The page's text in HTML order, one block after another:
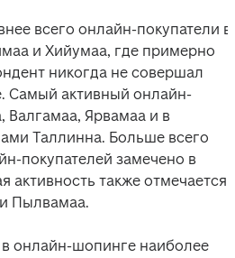
всего онлайн-покупатели в
и Хийумаа, где примерно
никогда не совершал
Самый активный онлайн-
Ярвамаа и в
Таллинна. Больше всего
покупателей замечено в
активность также отмечается
Пылвамаа.
онлайн-шопинге наиболее